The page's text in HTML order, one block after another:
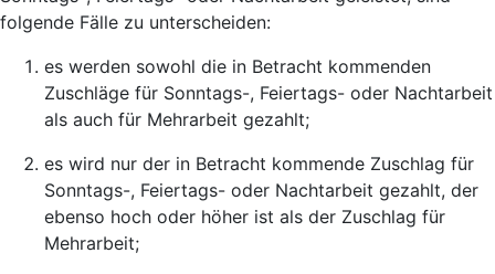
folgende Fälle zu unterscheiden:
es werden sowohl die in Betracht kommenden
Zuschläge für Sonntags-, Feiertags- oder Nachtarbeit
als auch für Mehrarbeit gezahlt;
es wird nur der in Betracht kommende Zuschlag für
Sonntags-, Feiertags- oder Nachtarbeit gezahlt, der
ebenso hoch oder höher ist als der Zuschlag für
Mehrarbeit;